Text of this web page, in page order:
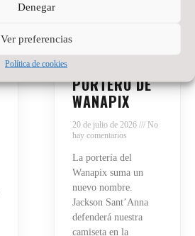
Denegar
Ver preferencias
Política de cookies
SANT’ANNA,
PORTERO DE
WANAPIX
20 de julio de 2026
No
hay comentarios
La portería del
Wanapix suma un
nuevo nombre.
Jackson Sant’Anna
defenderá nuestra
camiseta en la